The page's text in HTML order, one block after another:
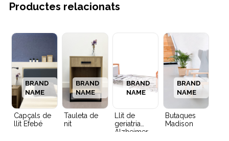
Productes relacionats
Capçals de
llit Efebé
BRAND
NAME
Tauleta de
nit
BRAND
NAME
Llit de
geriatria
Alzheimer
BRAND
NAME
Butaques
Madison
BRAND
NAME